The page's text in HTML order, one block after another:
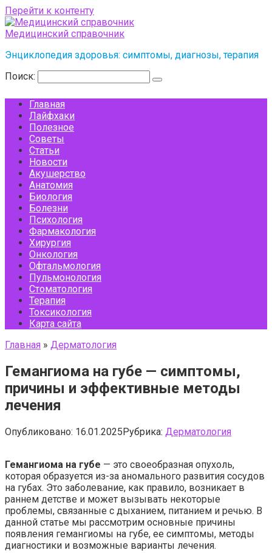
Перейти к контенту
Медицинский справочник
Энциклопедия здоровья: симптомы, диагнозы, терапия
Поиск:
Главная
Лайфхаки
Полезное
Советы
Статьи
Новости
Акушерство
Анатомия
Биология
Болезни
Психология
Фармакология
Хирургия
Онкология
Офтальмология
Пульмонология
Стоматология
Терапия
Токсикология
Карта сайта
Главная » Дерматология
Гемангиома на губе — симптомы,
причины и эффективные методы
лечения
Опубликовано: 16.01.2025Рубрика: Дерматология
Гемангиома на губе — это своеобразная опухоль,
которая образуется из-за аномального развития сосудов
на губах. Это заболевание, как правило, возникает в
раннем детстве и может вызывать некоторые
проблемы, связанные с дыханием, питанием и речью. В
данной статье мы рассмотрим основные причины
появления гемангиомы на губе, ее симптомы, методы
диагностики и возможные варианты лечения.